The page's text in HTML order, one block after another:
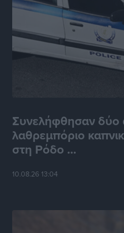
Συνελήφθησαν δύο
λαθρεμπόριο
στη Ρόδο ...
10.08.26 13:04